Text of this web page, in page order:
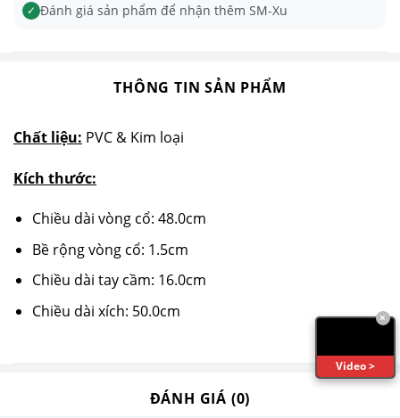
✓ Đánh giá sản phẩm để nhận thêm SM-Xu
THÔNG TIN SẢN PHẨM
Chất liệu: PVC & Kim loại
Kích thước:
Chiều dài vòng cổ: 48.0cm
Bề rộng vòng cổ: 1.5cm
Chiều dài tay cầm: 16.0cm
Chiều dài xích: 50.0cm
ĐÁNH GIÁ (0)
×
Video >